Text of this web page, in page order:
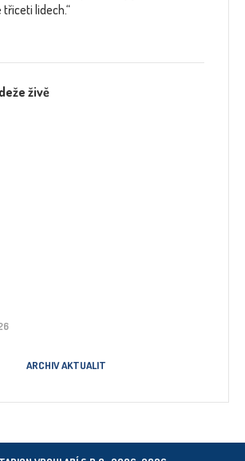
lidech.“
živě
ARCHIV AKTUALIT